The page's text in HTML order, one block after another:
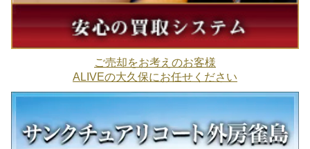
ご売却をお考えのお客様
ALIVEの大久保にお任せください